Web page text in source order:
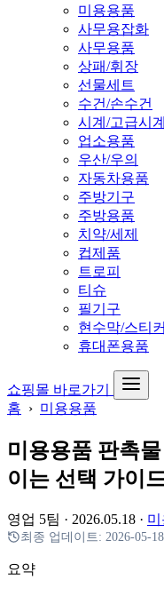
미용용품
사무용잡화
사무용품
상패/휘장
선물세트
수건/손수건
시계/고급시계
업소용품
우산/우의
자동차용품
주방기구
주방용품
치약/세제
컵제품
트로피
티슈
필기구
현수막/스티커
휴대폰용품
쇼핑몰 바로가기
홈 › 미용용품
미용용품 판촉
이는 선택 가이
영업 5팀 · 2026.05.18 ·
최종 업데이트: 2026-05-18
요약